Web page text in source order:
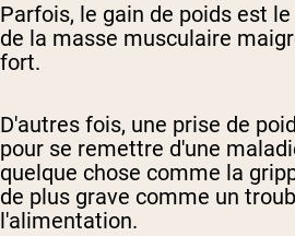
Parfois, le gain de poids est
de la masse musculaire
fort.
D'autres fois, une prise de
pour se remettre d'une
quelque chose comme la
de plus grave comme un
l'alimentation.